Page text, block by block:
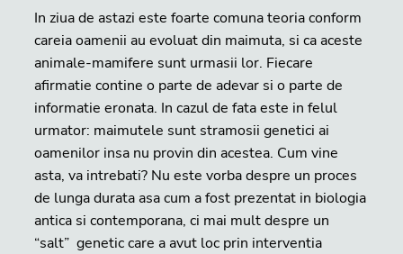
In ziua de astazi este foarte comuna teoria conform
careia oamenii au evoluat din maimuta, si ca aceste
animale-mamifere sunt urmasii lor. Fiecare
afirmatie contine o parte de adevar si o parte de
informatie eronata. In cazul de fata este in felul
urmator: maimutele sunt stramosii genetici ai
oamenilor insa nu provin din acestea. Cum vine
asta, va intrebati? Nu este vorba despre un proces
de lunga durata asa cum a fost prezentat in biologia
antica si contemporana, ci mai mult despre un
“salt” genetic care a avut loc prin interventia